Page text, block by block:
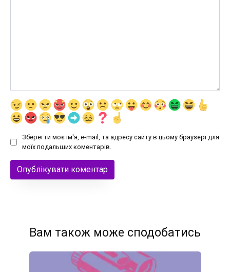
Зберегти моє ім'я, e-mail, та адресу сайту в цьому браузері для
моїх подальших коментарів.
Вам також може сподобатись